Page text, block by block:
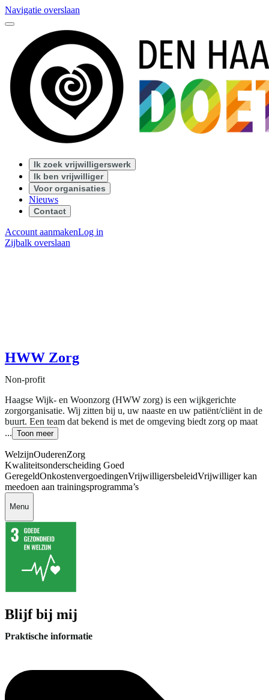
Navigatie overslaan
Ik zoek vrijwilligerswerk
Ik ben vrijwilliger
Voor organisaties
Nieuws
Contact
Account aanmakenLog in
Zijbalk overslaan
HWW Zorg
Non-profit
Haagse Wijk- en Woonzorg (HWW zorg) is een wijkgerichte
zorgorganisatie. Wij zitten bij u, uw naaste en uw patiënt/cliënt in de
buurt. Een team dat bekend is met de omgeving biedt zorg op maat
... Toon meer
WelzijnOuderenZorg
Kwaliteitsonderscheiding Goed
GeregeldOnkostenvergoedingenVrijwilligersbeleidVrijwilliger kan
meedoen aan trainingsprogramma’s
Menu
Blijf bij mij
Praktische informatie